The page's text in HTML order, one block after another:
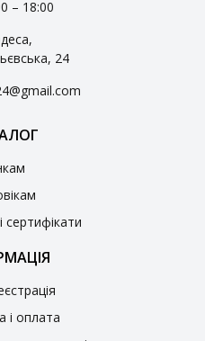
– 18:00
24
сертифікати
і оплата